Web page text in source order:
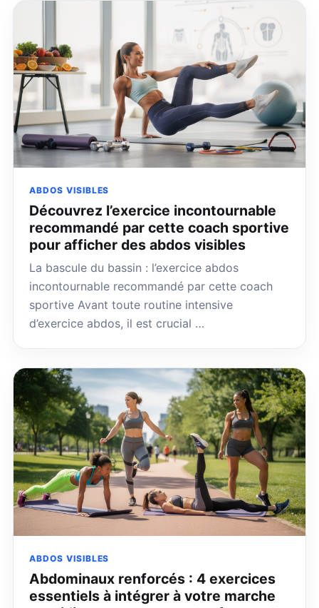
ABDOS VISIBLES
Découvrez l’exercice incontournable
recommandé par cette coach sportive
pour afficher des abdos visibles
La bascule du bassin : l’exercice abdos
incontournable recommandé par cette coach
sportive Avant toute routine intensive
d’exercice abdos, il est crucial …
ABDOS VISIBLES
Abdominaux renforcés : 4 exercices
essentiels à intégrer à votre marche